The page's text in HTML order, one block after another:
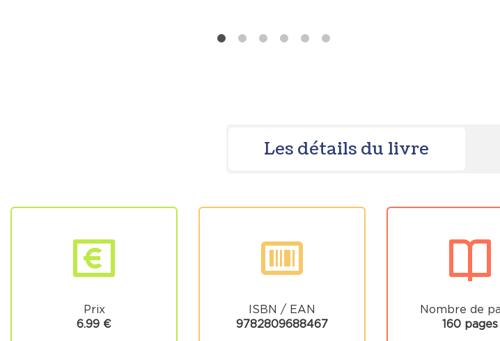
Les détails du livre
Prix
6.99 €
ISBN / EAN
9782809688467
Nombre de
160 pages